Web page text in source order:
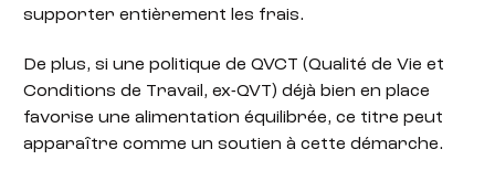
supporter entièrement les frais.
De plus, si une politique de QVCT (Qualité de Vie et
Conditions de Travail, ex-QVT) déjà bien en place
favorise une alimentation équilibrée, ce titre peut
apparaître comme un soutien à cette démarche.